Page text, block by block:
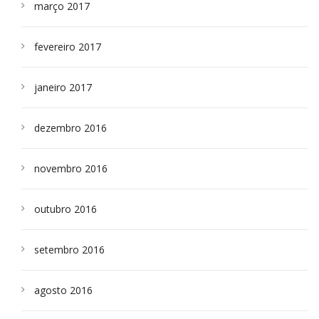
março 2017
fevereiro 2017
janeiro 2017
dezembro 2016
novembro 2016
outubro 2016
setembro 2016
agosto 2016